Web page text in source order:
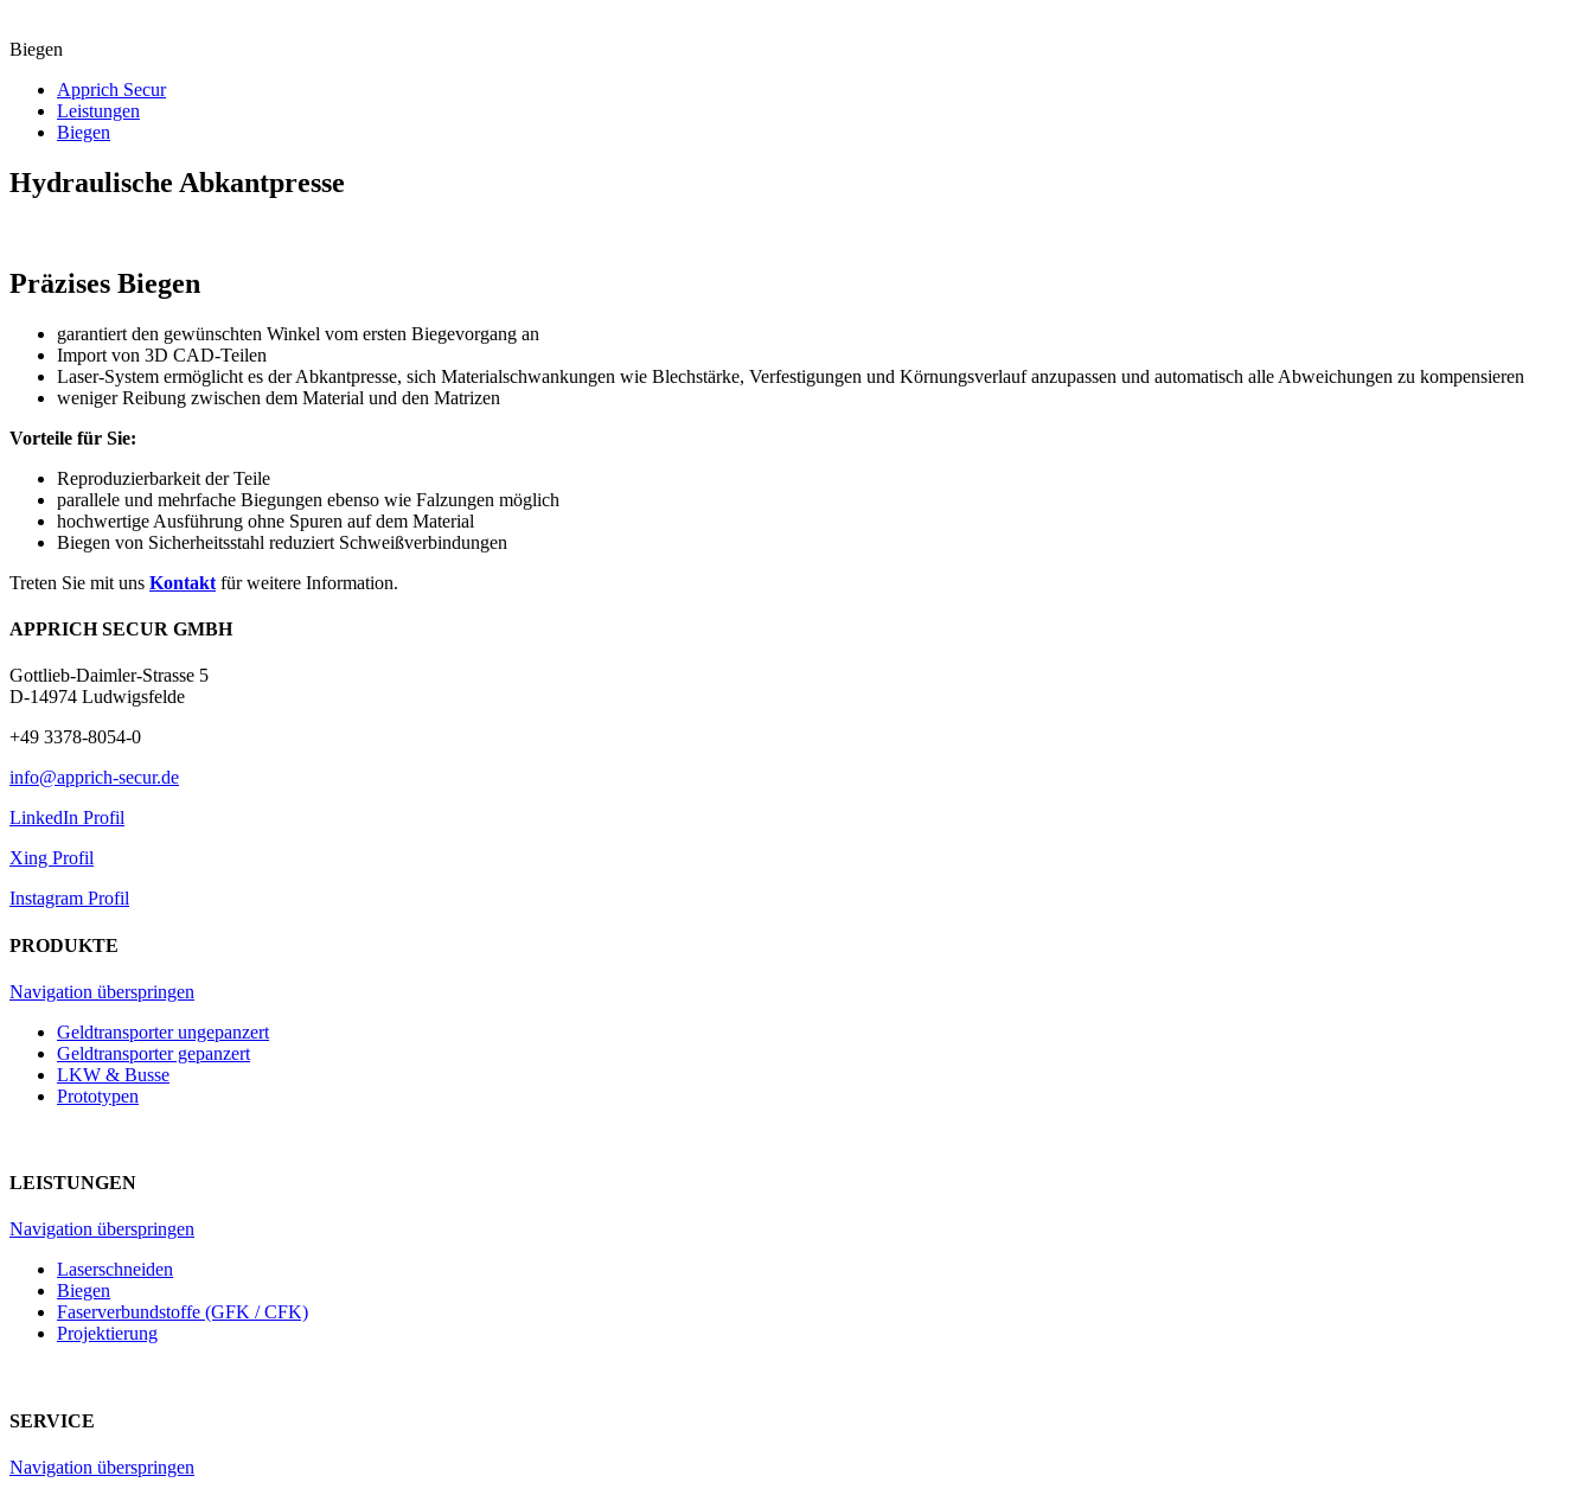
Biegen
Apprich Secur
Leistungen
Biegen
Hydraulische Abkantpresse
Präzises Biegen
garantiert den gewünschten Winkel vom ersten Biegevorgang an
Import von 3D CAD-Teilen
Laser-System ermöglicht es der Abkantpresse, sich Materialschwankungen wie Blechstärke, Verfestigungen und Körnungsverlauf anzupassen und automatisch alle Abweichungen zu kompensieren
weniger Reibung zwischen dem Material und den Matrizen
Vorteile für Sie:
Reproduzierbarkeit der Teile
parallele und mehrfache Biegungen ebenso wie Falzungen möglich
hochwertige Ausführung ohne Spuren auf dem Material
Biegen von Sicherheitsstahl reduziert Schweißverbindungen
Treten Sie mit uns Kontakt für weitere Information.
APPRICH SECUR GMBH
Gottlieb-Daimler-Strasse 5
D-14974 Ludwigsfelde
+49 3378-8054-0
info@apprich-secur.de
LinkedIn Profil
Xing Profil
Instagram Profil
PRODUKTE
Navigation überspringen
Geldtransporter ungepanzert
Geldtransporter gepanzert
LKW & Busse
Prototypen
LEISTUNGEN
Navigation überspringen
Laserschneiden
Biegen
Faserverbundstoffe (GFK / CFK)
Projektierung
SERVICE
Navigation überspringen